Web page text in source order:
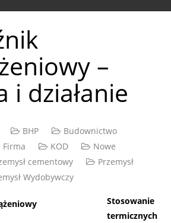
–
i działanie
BHP
Budownictwo
Firma KOD
Nowe
cementowy
Przemysł
Wydobywczy
Stosowanie
termicznych